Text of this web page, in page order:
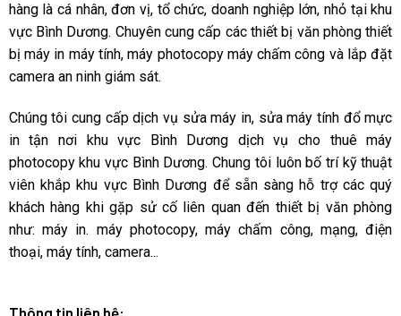
hàng là cá nhân, đơn vị, tổ chức, doanh nghiệp lớn, nhỏ tại khu
vực Bình Dương. Chuyên cung cấp các thiết bị văn phòng thiết
bị máy in máy tính, máy photocopy máy chấm công và lắp đặt
camera an ninh giám sát.
Chúng tôi cung cấp dịch vụ sửa máy in, sửa máy tính đổ mực
in tận nơi khu vực Bình Dương dịch vụ cho thuê máy
photocopy khu vực Bình Dương. Chung tôi luôn bố trí kỹ thuật
viên khắp khu vực Bình Dương để sẵn sàng hỗ trợ các quý
khách hàng khi gặp sử cố liên quan đến thiết bị văn phòng
như: máy in. máy photocopy, máy chấm công, mạng, điện
thoại, máy tính, camera...
Thông tin liên hệ: